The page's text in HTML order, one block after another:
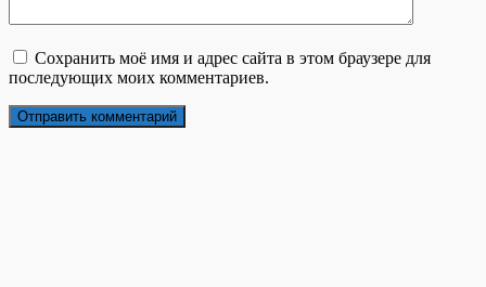
Сохранить моё имя и адрес сайта в этом браузере для
последующих моих комментариев.